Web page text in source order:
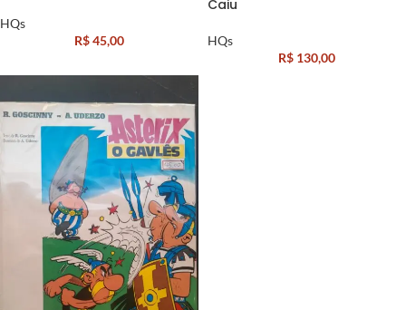
HQs
R$45,00
Caiu
HQs
R$ 130,00